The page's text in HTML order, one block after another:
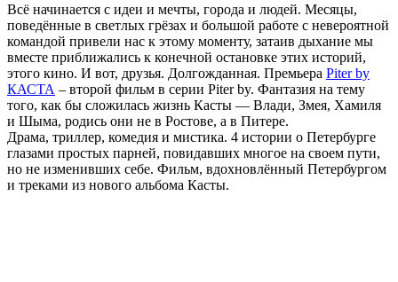
Всё начинается с идеи и мечты, города и людей. Месяцы,
поведённые в светлых грёзах и большой работе с невероятной
командой привели нас к этому моменту, затаив дыхание мы
вместе приближались к конечной остановке этих историй,
этого кино. И вот, друзья. Долгожданная. Премьера Piter by
КАСТА – второй фильм в серии Piter by. Фантазия на тему
того, как бы сложилась жизнь Касты — Влади, Змея, Хамиля
и Шыма, родись они не в Ростове, а в Питере.
Драма, триллер, комедия и мистика. 4 истории о Петербурге
глазами простых парней, повидавших многое на своем пути,
но не изменивших себе. Фильм, вдохновлённый Петербургом
и треками из нового альбома Касты.